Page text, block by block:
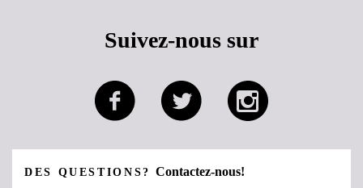
Suivez-nous sur
DES QUESTIONS?Contactez-nous!